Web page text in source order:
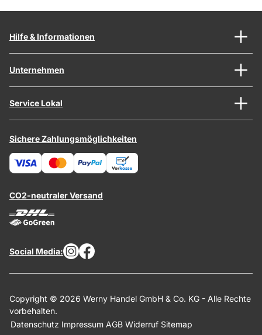
Hilfe & Informationen
Unternehmen
Service Lokal
Sichere Zahlungsmöglichkeiten
CO2-neutraler Versand
Social Media:
Copyright © 2026 Werny Handel GmbH & Co. KG - Alle Rechte
vorbehalten.
Datenschutz Impressum AGB Widerruf Sitemap